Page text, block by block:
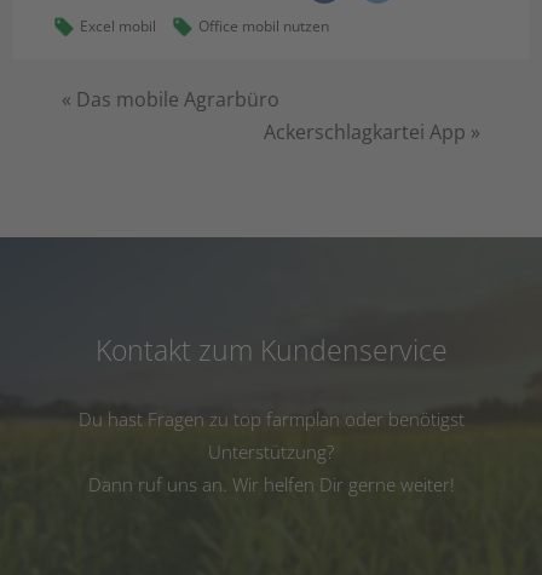
Excel mobil
Office mobil nutzen
« Das mobile Agrarbüro
Ackerschlagkartei App »
Kontakt zum Kundenservice
Du hast Fragen zu top farmplan oder benötigst
Unterstützung?
Dann ruf uns an. Wir helfen Dir gerne weiter!